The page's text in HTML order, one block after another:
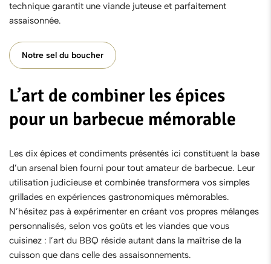
technique garantit une viande juteuse et parfaitement
assaisonnée.
Notre sel du boucher
L’art de combiner les épices
pour un barbecue mémorable
Les dix épices et condiments présentés ici constituent la base
d’un arsenal bien fourni pour tout amateur de barbecue. Leur
utilisation judicieuse et combinée transformera vos simples
grillades en expériences gastronomiques mémorables.
N’hésitez pas à expérimenter en créant vos propres mélanges
personnalisés, selon vos goûts et les viandes que vous
cuisinez : l’art du BBQ réside autant dans la maîtrise de la
cuisson que dans celle des assaisonnements.